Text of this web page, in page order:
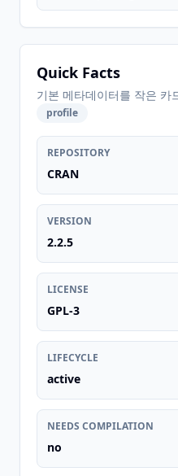
Quick Facts
기본 메타데이터를 작은 카
profile
REPOSITORY
CRAN
VERSION
2.2.5
LICENSE
GPL-3
LIFECYCLE
active
NEEDS COMPILATION
no